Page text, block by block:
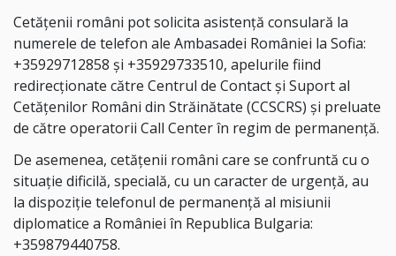
Cetăţenii români pot solicita asistenţă consulară la
numerele de telefon ale Ambasadei României la Sofia:
+35929712858 şi +35929733510, apelurile fiind
redirecţionate către Centrul de Contact şi Suport al
Cetăţenilor Români din Străinătate (CCSCRS) şi preluate
de către operatorii Call Center în regim de permanenţă.
De asemenea, cetăţenii români care se confruntă cu o
situaţie dificilă, specială, cu un caracter de urgenţă, au
la dispoziţie telefonul de permanenţă al misiunii
diplomatice a României în Republica Bulgaria:
+359879440758.